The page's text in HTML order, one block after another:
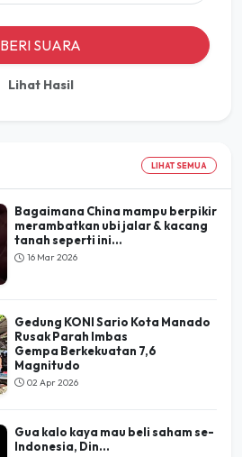
BERI SUARA
Lihat Hasil
LIHAT SEMUA
Bagaimana China mampu berpikir
merambatkan ubi jalar & kacang
tanah seperti ini...
16 Mar 2026
Gedung KONI Sario Kota Manado
Rusak Parah Imbas
Gempa Berkekuatan 7,6
Magnitudo
02 Apr 2026
Gua kalo kaya mau beli saham se-
Indonesia, Din...